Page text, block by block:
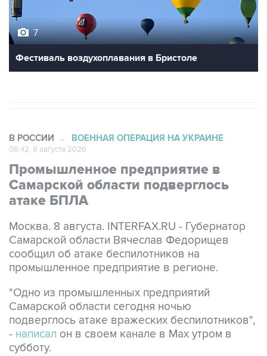
7
Фестиваль воздухоплавания в Бристоле
В РОССИИ → ВОЕННАЯ ОПЕРАЦИЯ НА УКРАИНЕ
06:42, 8 августа 2026
Промышленное предприятие в
Самарской области подверглось
атаке БПЛА
Москва. 8 августа. INTERFAX.RU - Губернатор
Самарской области Вячеслав Федорищев
сообщил об атаке беспилотников на
промышленное предприятие в регионе.
"Одно из промышленных предприятий
Самарской области сегодня ночью
подверглось атаке вражеских беспилотников",
- написал он в своем канале в Max утром в
субботу.